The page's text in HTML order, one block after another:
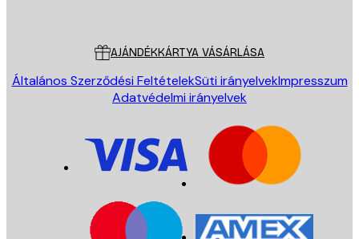
AJÁNDÉKKÁRTYA VÁSÁRLÁSA
Általános Szerződési FeltételekSüti irányelvekImpresszum
Adatvédelmi irányelvek